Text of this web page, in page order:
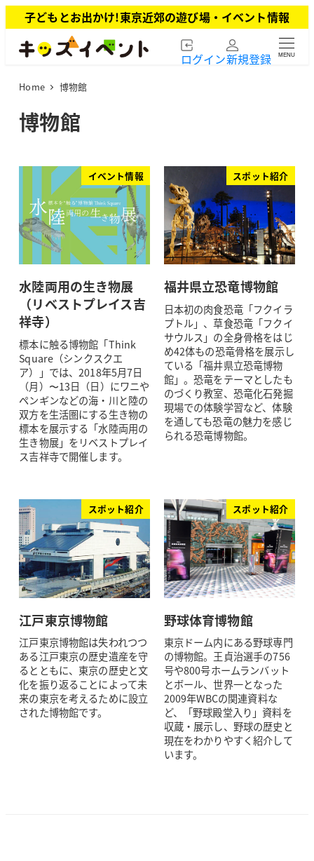
イ
子どもとお出かけ!東京近郊の遊び場・イベント情報
ログイン新規登録 MENU
Home 博物館
博物館
イベント情報
水陸両用の生き物展
（リベストプレイス吉
祥寺）
標本に触る博物館「Think
Square（シンクスクエ
ア）」では、2018年5月7日
（月）〜13日（日）にワニや
ペンギンなどの海・川と陸の
双方を生活圏にする生き物の
標本を展示する「水陸両用の
生き物展」をリベストプレイ
ス吉祥寺で開催します。
スポット紹介
福井県立恐竜博物館
日本初の肉食恐竜「フクイラ
プトル」、草食恐竜「フクイ
サウルス」の全身骨格をはじ
め42体もの恐竜骨格を展示し
ている「福井県立恐竜博物
館」。恐竜をテーマとしたも
のづくり教室、恐竜化石発掘
現場での体験学習など、体験
を通しても恐竜の魅力を感じ
られる恐竜博物館。
スポット紹介
江戸東京博物館
江戸東京博物館は失われつつ
ある江戸東京の歴史遺産を守
るとともに、東京の歴史と文
化を振り返ることによって未
来の東京を考えるために設立
された博物館です。
スポット紹介
野球体育博物館
東京ドーム内にある野球専門
の博物館。王貞治選手の756
号や800号ホームランバット
とボール、世界一となった
2009年WBCの関連資料な
ど、「野球殿堂入り」資料を
収蔵・展示し、野球の歴史と
現在をわかりやすく紹介して
います。